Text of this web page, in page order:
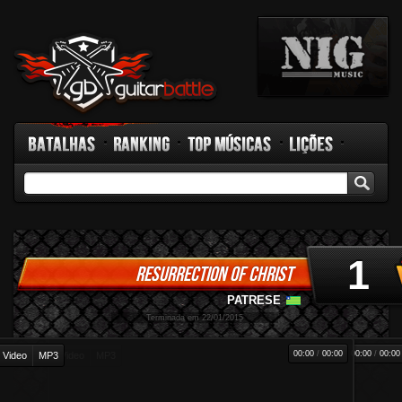
GB TV
Rádio Fórum Facebook
RESURRECTION OF CHRIST 1
-
PATRESE
Terminada em 22/01/2015
00:00 / 00:00
Video MP3 00:00 / 00:00